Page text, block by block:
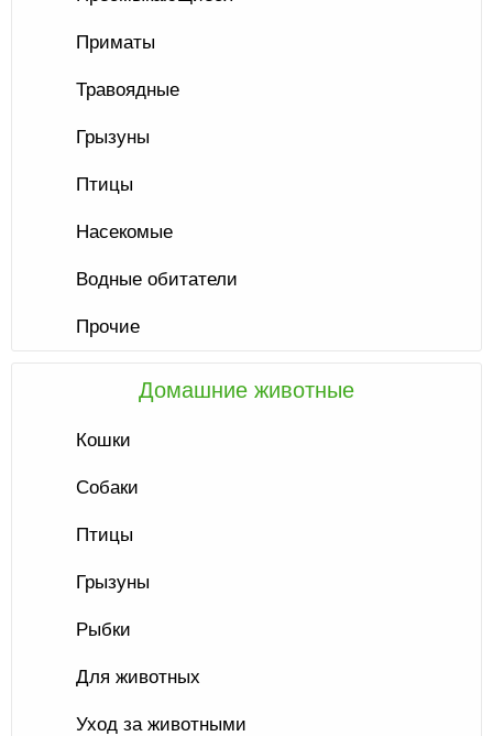
Приматы
Травоядные
Грызуны
Птицы
Насекомые
Водные обитатели
Прочие
Домашние животные
Кошки
Собаки
Птицы
Грызуны
Рыбки
Для животных
Уход за животными